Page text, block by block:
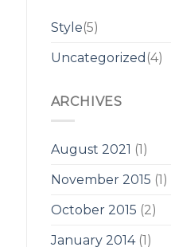
Style(5)
Uncategorized (4)
ARCHIVES
August 2021 (1)
November 2015 (1)
October 2015 (2)
January 2014(1)